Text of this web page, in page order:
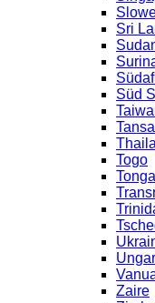
Sri
Süd
Togo
Tonga
Zaire